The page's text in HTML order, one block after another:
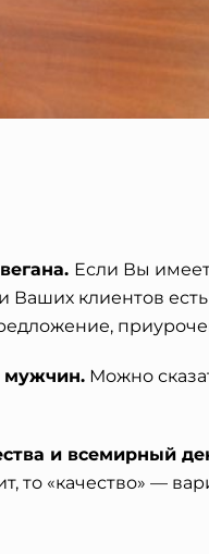
Если Вы
Ваших клиентов
мужчин. Можно
и всемирный
то «качество» —